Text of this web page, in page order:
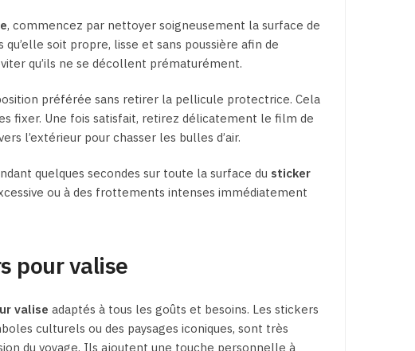
, commencez par nettoyer soigneusement la surface de
soit propre, lisse et sans poussière afin de
qu’ils ne se décollent prématurément.
préférée sans retirer la pellicule protectrice. Cela
fixer. Une fois satisfait, retirez délicatement le film de
l’extérieur pour chasser les bulles d’air.
quelques secondes sur toute la surface du sticker
ou à des frottements intenses immédiatement
pour valise
valise adaptés à tous les goûts et besoins. Les stickers
culturels ou des paysages iconiques, sont très
du voyage. Ils ajoutent une touche personnelle à